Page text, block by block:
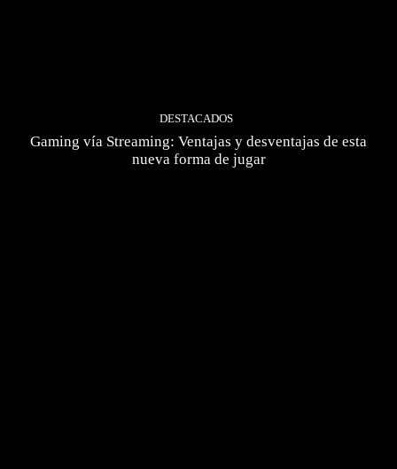
DESTACADOS
Gaming vía Streaming: Ventajas y desventajas de esta
nueva forma de jugar